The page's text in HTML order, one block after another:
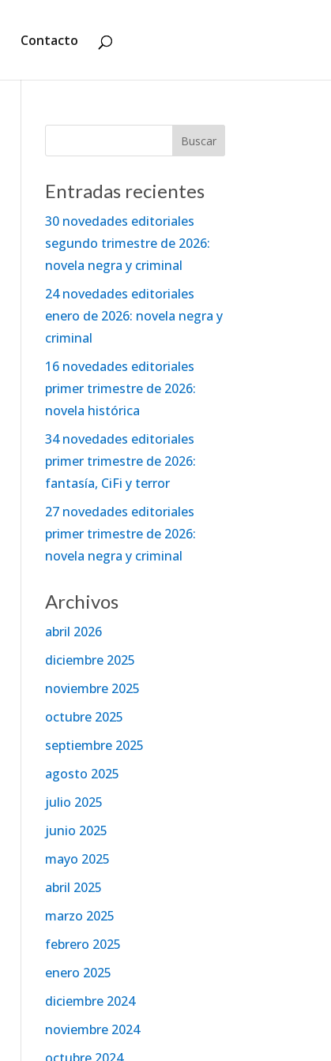
Contacto
Entradas recientes
30 novedades editoriales
segundo trimestre de 2026:
novela negra y criminal
24 novedades editoriales
enero de 2026: novela negra y
criminal
16 novedades editoriales
primer trimestre de 2026:
novela histórica
34 novedades editoriales
primer trimestre de 2026:
fantasía, CiFi y terror
27 novedades editoriales
primer trimestre de 2026:
novela negra y criminal
Archivos
abril 2026
diciembre 2025
noviembre 2025
octubre 2025
septiembre 2025
agosto 2025
julio 2025
junio 2025
mayo 2025
abril 2025
marzo 2025
febrero 2025
enero 2025
diciembre 2024
noviembre 2024